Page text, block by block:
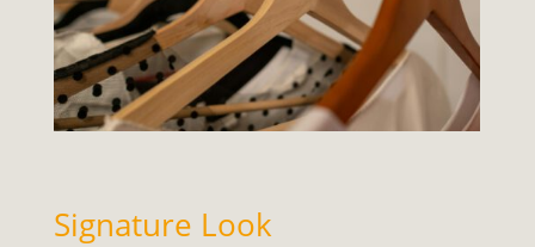
Signature Look